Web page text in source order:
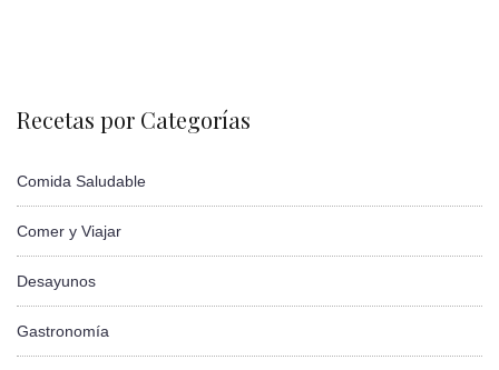
Recetas por Categorías
Comida Saludable
Comer y Viajar
Desayunos
Gastronomía